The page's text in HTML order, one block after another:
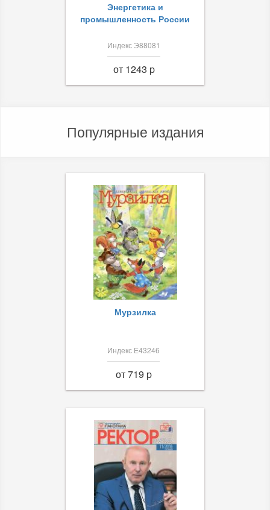
Энергетика и
промышленность России
Индекс Э88081
от 1243 p
Популярные издания
Мурзилка
Индекс Е43246
от 719 p